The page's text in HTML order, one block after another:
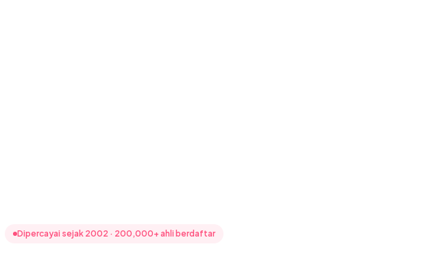
Dipercayai sejak 2002 · 200,000+ ahli berdaftar